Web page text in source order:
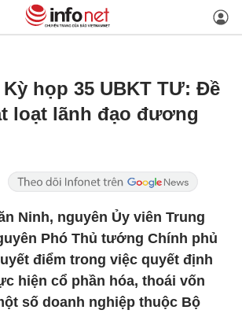
họp 35 UBKT TƯ: Đề
loạt lãnh đạo đương
Ninh, nguyên Ủy viên Trung
Phó Thủ tướng Chính phủ
điểm trong việc quyết định
hiện cổ phần hóa, thoái vốn
số doanh nghiệp thuộc Bộ